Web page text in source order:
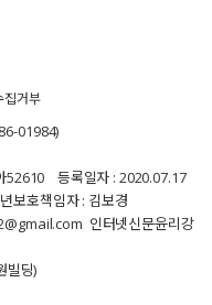
집거부
01984)
52610 등록일자 : 2020.07.17
호책임자 : 김보경
인터넷신문윤리강
빌딩)